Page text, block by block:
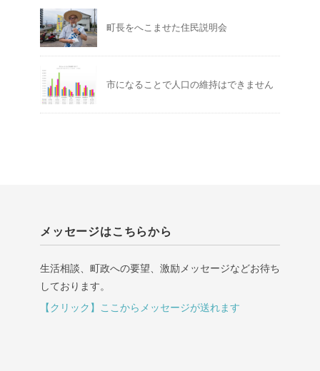
町長をへこませた住民説明会
市になることで人口の維持はできません
メッセージはこちらから
生活相談、町政への要望、激励メッセージなどお待ち
しております。
【クリック】ここからメッセージが送れます